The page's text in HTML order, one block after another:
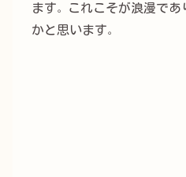
ます。これこそが浪漫で
かと思います。